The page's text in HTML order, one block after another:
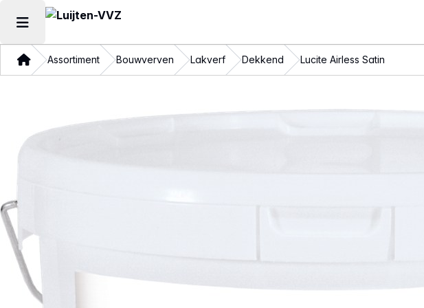
Hoofdmenu openen
ThuisAssortiment Bouwverven Lakverf Dekkend Lucite Airless Satin